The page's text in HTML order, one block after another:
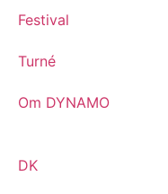
Festival
Turné
Om DYNAMO
DK